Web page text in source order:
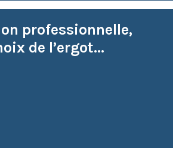
professionnelle,
de l’ergot...